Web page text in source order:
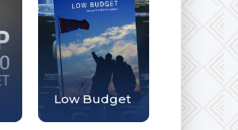
Low Budget